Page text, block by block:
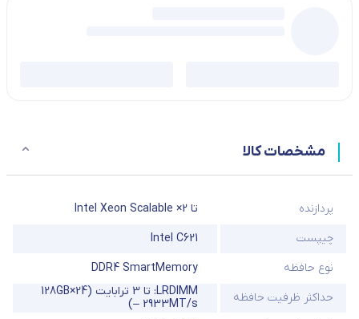
مشخصات کالا
پردازنده
تا 2× Intel Xeon Scalable
چیپست
Intel C621
نوع حافظه
DDR4 SmartMemory
حداکثر ظرفیت حافظه
LRDIMM: تا 3 ترابایت (24×128GB
– 2933MT/s)